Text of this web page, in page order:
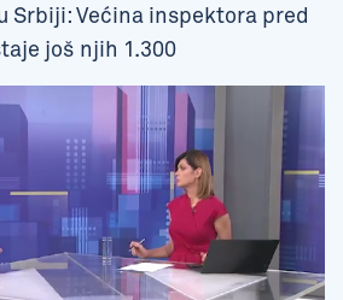
Srbiji: Većina inspektora pred
još njih 1.300